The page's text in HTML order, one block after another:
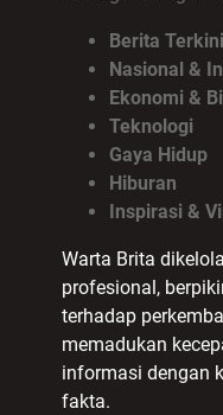
Berita Terkini
Nasional &
Ekonomi &
Teknologi
Gaya Hidup
Hiburan
Inspirasi &
Warta Brita
profesional,
terhadap
memadukan
informasi dengan
fakta.